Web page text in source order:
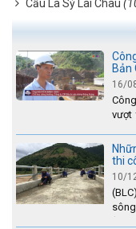
Cầu La Sỳ Lai Châu
Bản
16/
vượt
Lào
thi
10/